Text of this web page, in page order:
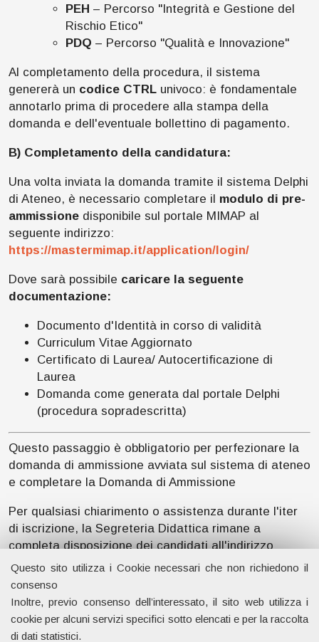
Questo sito utilizza i Cookie necessari che non richiedono il
consenso
Inoltre, previo consenso dell’interessato, il sito web utilizza i
cookie per alcuni servizi specifici sotto elencati e per la raccolta
di dati statistici.
PEH – Percorso "Integrità e Gestione del
Rischio Etico"
PDQ – Percorso "Qualità e Innovazione"
Al completamento della procedura, il sistema
genererà un codice CTRL univoco: è fondamentale
annotarlo prima di procedere alla stampa della
domanda e dell'eventuale bollettino di pagamento.
B) Completamento della candidatura:
Una volta inviata la domanda tramite il sistema Delphi
di Ateneo, è necessario completare il modulo di pre-
ammissione disponibile sul portale MIMAP al
seguente indirizzo:
https://mastermimap.it/application/login/
Dove sarà possibile caricare la seguente
documentazione:
Documento d'Identità in corso di validità
Curriculum Vitae Aggiornato
Certificato di Laurea/ Autocertificazione di
Laurea
Domanda come generata dal portale Delphi
(procedura sopradescritta)
Questo passaggio è obbligatorio per perfezionare la
domanda di ammissione avviata sul sistema di ateneo
e completare la Domanda di Ammissione
Per qualsiasi chiarimento o assistenza durante l'iter
di iscrizione, la Segreteria Didattica rimane a
completa disposizione dei candidati all'indirizzo
mimap@economia.uniroma2.it
Dipartimento di Management e Diritto
Università degli studi di Roma Tor Vergata